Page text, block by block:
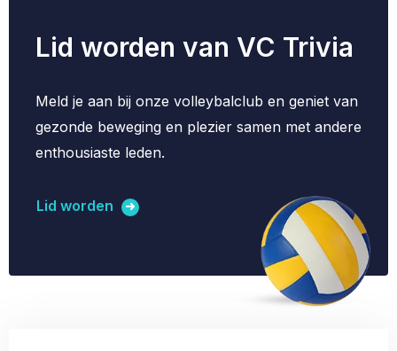
Lid worden van VC Trivia
Meld je aan bij onze volleybalclub en geniet van
gezonde beweging en plezier samen met andere
enthousiaste leden.
Lid worden